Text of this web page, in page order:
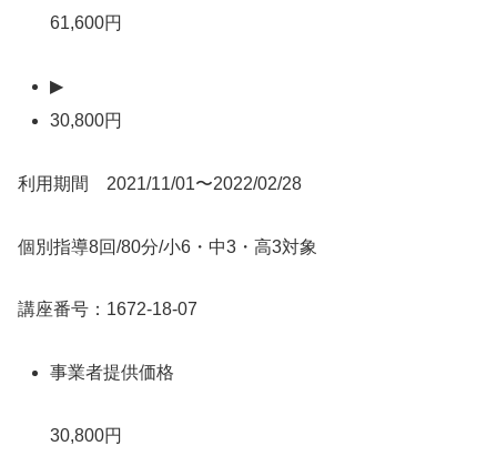
61,600円
▶
30,800円
利用期間 2021/11/01〜2022/02/28
個別指導8回/80分/小6・中3・高3対象
講座番号：1672-18-07
事業者提供価格
30,800円